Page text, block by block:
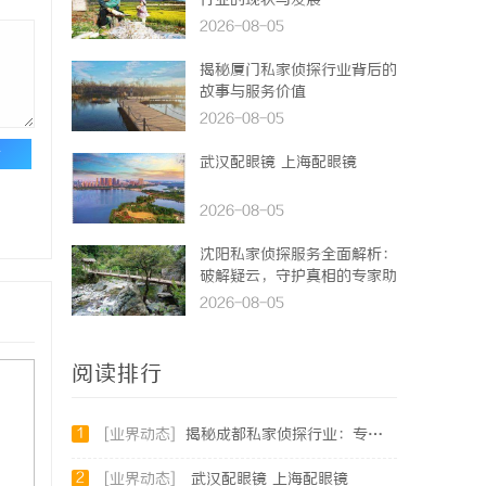
2026-08-05
揭秘厦门私家侦探行业背后的
故事与服务价值
2026-08-05
武汉配眼镜 上海配眼镜
2026-08-05
沈阳私家侦探服务全面解析：
破解疑云，守护真相的专家助
力
2026-08-05
阅读排行
1 [业界动态] 揭秘成都私家侦探行业：专业服务助力城市安宁
2 [业界动态] 武汉配眼镜 上海配眼镜